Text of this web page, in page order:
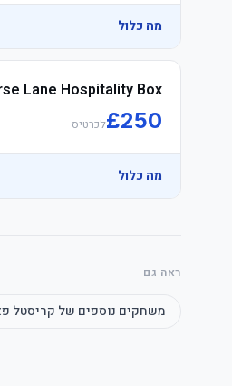
מה כלול
Lane Hospitality Box
£250 לכרטיס
מה כלול
ראה גם
משחקים נוספים של קריסטל